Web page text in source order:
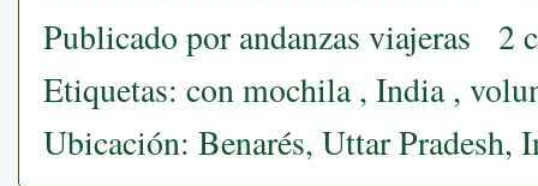
Publicado porandanzas viajeras
2
Etiquetas: con mochila, India,
Ubicación: Benarés, Uttar Pradesh,